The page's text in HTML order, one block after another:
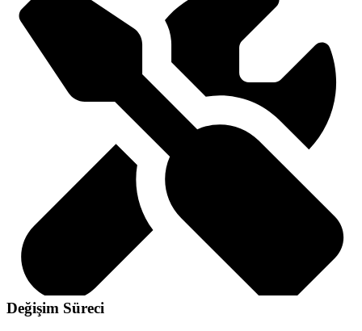
Değişim Süreci